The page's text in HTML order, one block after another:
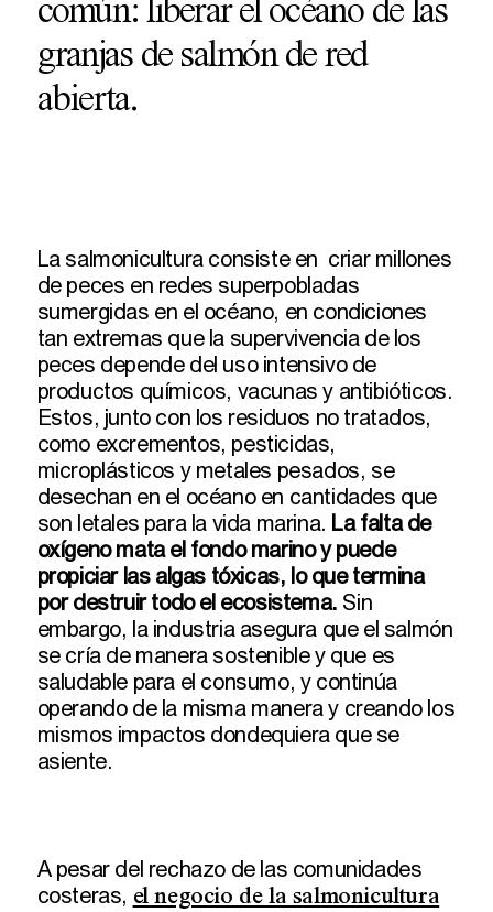
común: liberar el océano de las
granjas de salmón de red
abierta.
La salmonicultura consiste en criar millones
de peces en redes superpobladas
sumergidas en el océano, en condiciones
tan extremas que la supervivencia de los
peces depende del uso intensivo de
productos químicos, vacunas y antibióticos.
Estos, junto con los residuos no tratados,
como excrementos, pesticidas,
microplásticos y metales pesados, se
desechan en el océano en cantidades que
son letales para la vida marina. La falta de
oxígeno mata el fondo marino y puede
propiciar las algas tóxicas, lo que termina
por destruir todo el ecosistema. Sin
embargo, la industria asegura que el salmón
se cría de manera sostenible y que es
saludable para el consumo, y continúa
operando de la misma manera y creando los
mismos impactos dondequiera que se
asiente.
A pesar del rechazo de las comunidades
costeras, el negocio de la salmonicultura